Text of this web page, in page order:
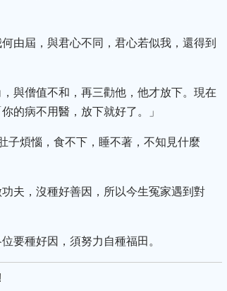
由屆，與君心不同，君心若似我，還得到
與僧值不和，再三勸他，他才放下。現在
的病不用醫，放下就好了。」
子煩惱，食不下，睡不著，不知見什麼
夫，沒種好善因，所以今生冤家遇到對
要種好因，須努力自種福田。